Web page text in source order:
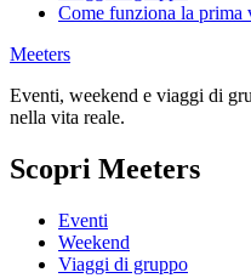
Come funziona la prima
Meeters
Eventi, weekend e viaggi di
nella vita reale.
Scopri Meeters
Eventi
Weekend
Viaggi di gruppo